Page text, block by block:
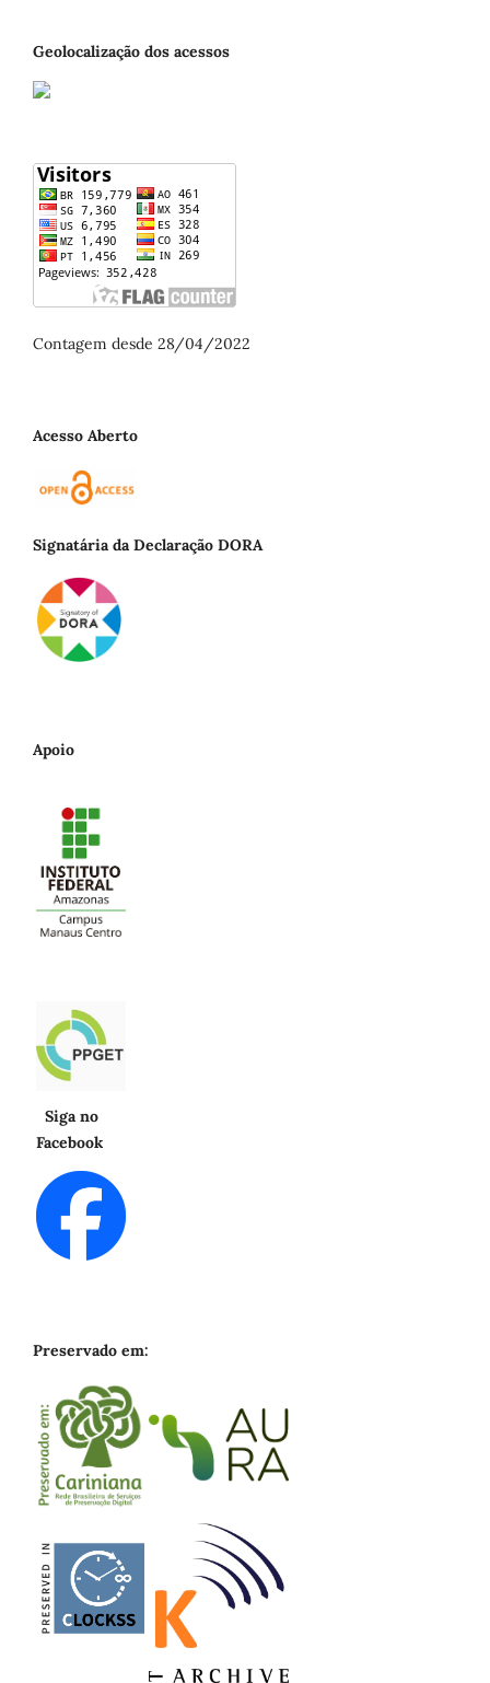
Geolocalização dos acessos
Contagem desde 28/04/2022
Acesso Aberto
Signatária da Declaração DORA
Apoio
Siga no
Facebook
Preservado em: